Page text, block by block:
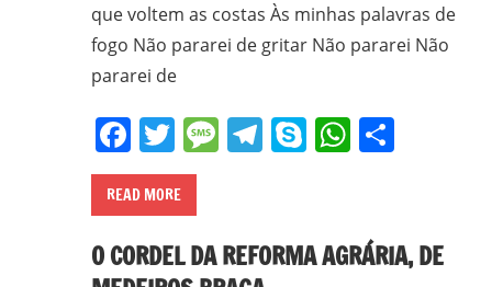
que voltem as costas Às minhas palavras de
fogo Não pararei de gritar Não pararei Não
pararei de
Facebook
Twitter
Message
Telegram
SkypeShare
READ MORE
O CORDEL DA REFORMA AGRÁRIA, DE